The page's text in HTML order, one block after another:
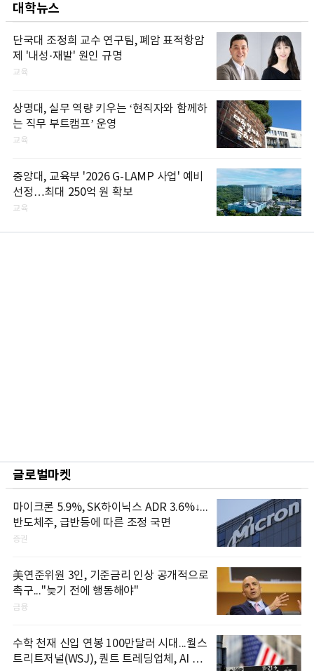
대학뉴스
단국대 조정희 교수 연구팀, 폐암 표적항암
제 '내성·재발' 원인 규명
교육
상명대, 실무 역량 키우는 ‘현직자와 함께하
는 직무 부트캠프’ 운영
교육
중앙대, 교육부 '2026 G-LAMP 사업' 예비
선정…최대 250억 원 확보
교육
글로벌마켓
마이크론 5.9%, SK하이닉스 ADR 3.6%↓...
반도체주, 급반등에 따른 조정 국면
증권
美연준위원 3인, 기준금리 인상 공개적으로
촉구..."늦기 전에 행동해야"
금융
수학 천재 신입 연봉 100만달러 시대...월스
트리트저널(WSJ), 퀀트 트레딩업체, AI 기